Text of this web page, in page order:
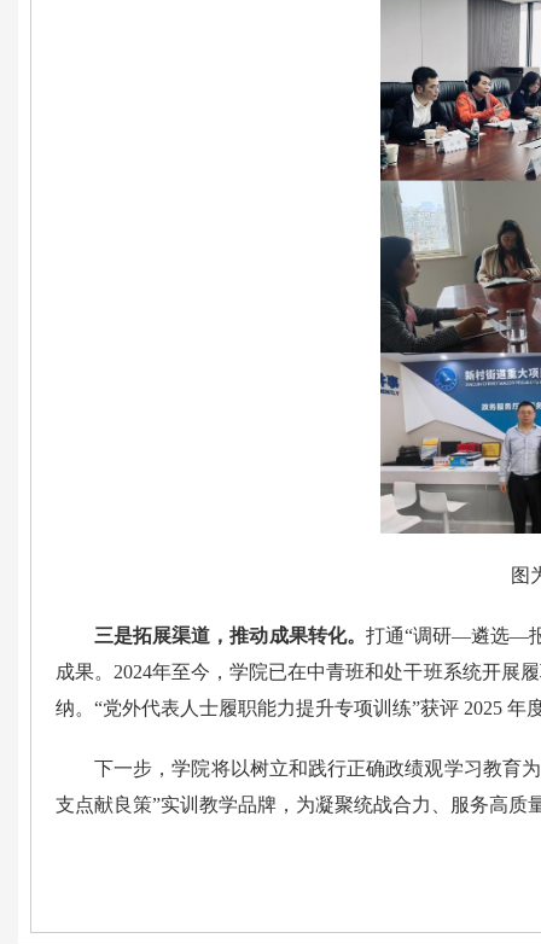
图
三是拓展渠道，推动成果转化。 打通“调研—遴选—
成果。2024年至今，学院已在中青班和处干班系统开展
纳。“党外代表人士履职能力提升专项训练”获评 2025
下一步，学院将以树立和践行正确政绩观学习教育
支点献良策”实训教学品牌，为凝聚统战合力、服务高质